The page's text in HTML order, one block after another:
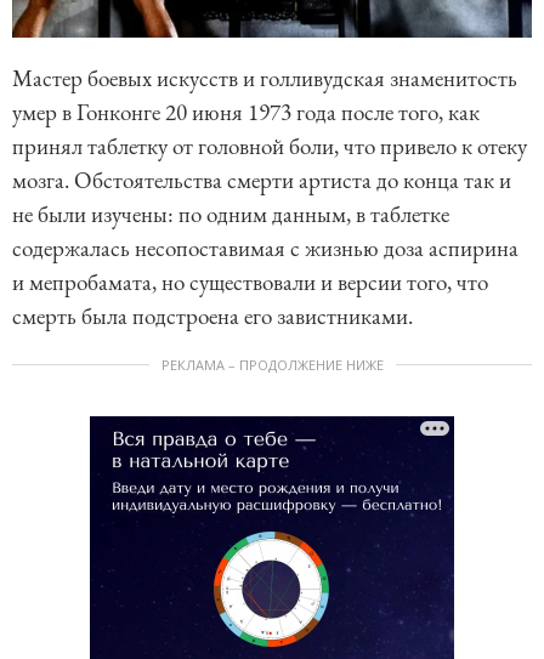
Мастер боевых искусств и голливудская знаменитость
умер в Гонконге 20 июня 1973 года после того, как
принял таблетку от головной боли, что привело к отеку
мозга. Обстоятельства смерти артиста до конца так и
не были изучены: по одним данным, в таблетке
содержалась несопоставимая с жизнью доза аспирина
и мепробамата, но существовали и версии того, что
смерть была подстроена его завистниками.
РЕКЛАМА – ПРОДОЛЖЕНИЕ НИЖЕ